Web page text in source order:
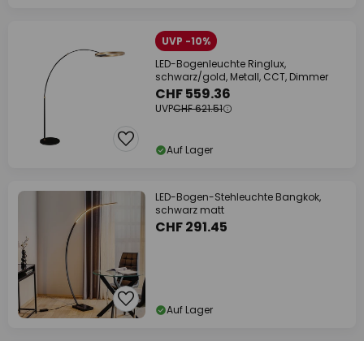
UVP -10%
LED-Bogenleuchte Ringlux,
schwarz/gold, Metall, CCT, Dimmer
CHF 559.36
UVPCHF 621.51
Auf Lager
LED-Bogen-Stehleuchte Bangkok,
schwarz matt
CHF 291.45
Auf Lager